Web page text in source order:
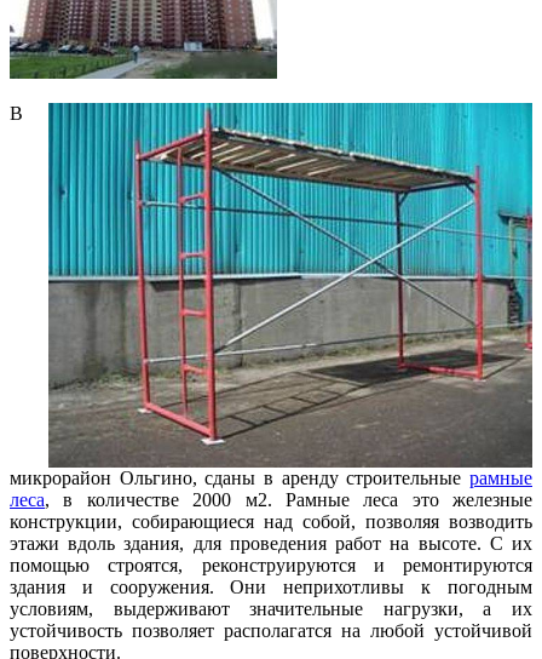
В
микрорайон Ольгино, сданы в аренду строительные рамные
леса, в количестве 2000 м2. Рамные леса это железные
конструкции, собирающиеся над собой, позволяя возводить
этажи вдоль здания, для проведения работ на высоте. С их
помощью строятся, реконструируются и ремонтируются
здания и сооружения. Они неприхотливы к погодным
условиям, выдерживают значительные нагрузки, а их
устойчивость позволяет располагатся на любой устойчивой
поверхности.